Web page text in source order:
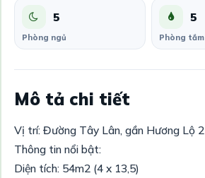
5
Phòng ngủ
5
Phòng tắm
Mô tả chi tiết
Vị trí: Đường Tây Lân, gần Hương Lộ 2
Thông tin nổi bật:
Diện tích: 54m2 (4 x 13,5)